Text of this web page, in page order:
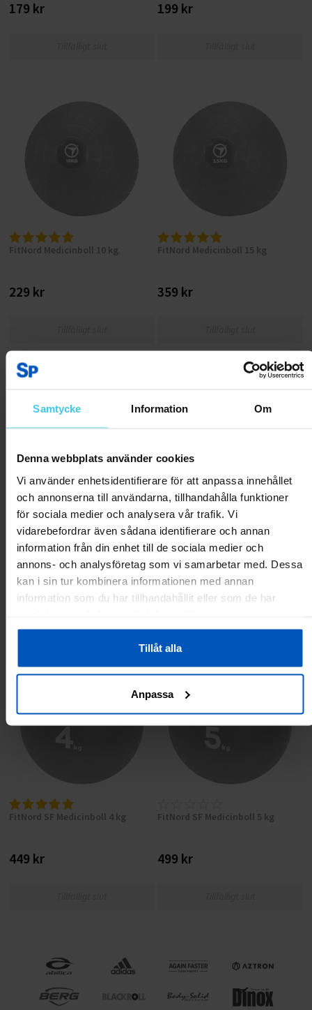
Samtycke Information Om
Denna webbplats använder cookies
Vi använder enhetsidentifierare för att anpassa innehållet
och annonserna till användarna, tillhandahålla funktioner
för sociala medier och analysera vår trafik. Vi
vidarebefordrar även sådana identifierare och annan
information från din enhet till de sociala medier och
annons- och analysföretag som vi samarbetar med. Dessa
kan i sin tur kombinera informationen med annan
information som du har tillhandahållit eller som de har
Tillåt alla
Anpassa
179 kr 199 kr
FitNord Medicinboll 10 kg
229 kr
FitNord Medicinboll 15 kg
359 kr
FitNord SF Medicinboll 2 kg
349 kr
FitNord SF Medicinboll 3 kg
399 kr
FitNord SF Medicinboll 4 kg
449 kr
FitNord SF Medicinboll 5 kg
499 kr